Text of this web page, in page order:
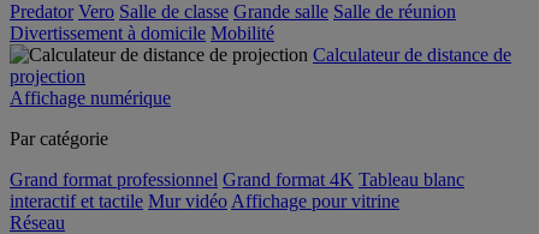
Predator Vero Salle de classe Grande salle Salle de réunion
Divertissement à domicile Mobilité
Calculateur de distance de
projection
Affichage numérique
Par catégorie
Grand format professionnel Grand format 4K Tableau blanc
interactif et tactile Mur vidéo Affichage pour vitrine
Réseau